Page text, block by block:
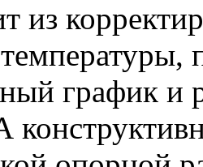
из
график и